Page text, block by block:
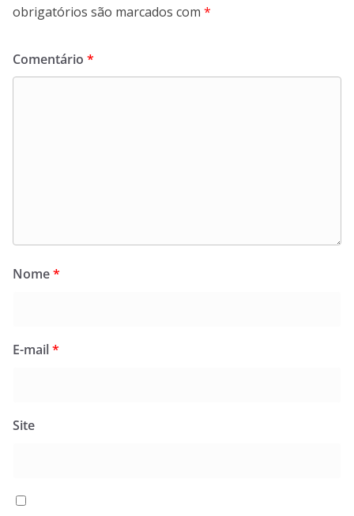
obrigatórios são marcados com *
Comentário *
Nome*
E-mail*
Site